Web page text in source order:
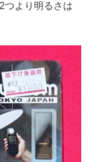
つより明るさは